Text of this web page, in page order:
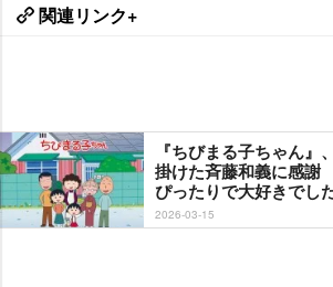
関連リンク+
『ちびまる子ちゃん』
掛けた斉藤和義に感
ぴったりで大好きでし
2026-03-15